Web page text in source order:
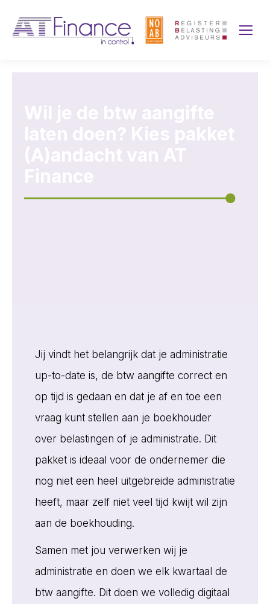
Jij vindt het belangrijk dat je administratie
up-to-date is, de btw aangifte correct en
op tijd is gedaan en dat je af en toe een
vraag kunt stellen aan je boekhouder
over belastingen of je administratie. Dit
pakket is ideaal voor de ondernemer die
nog niet een heel uitgebreide administratie
heeft, maar zelf niet veel tijd kwijt wil zijn
aan de boekhouding.
Samen met jou verwerken wij je
administratie en doen we elk kwartaal de
btw aangifte. Dit doen we volledig digitaal